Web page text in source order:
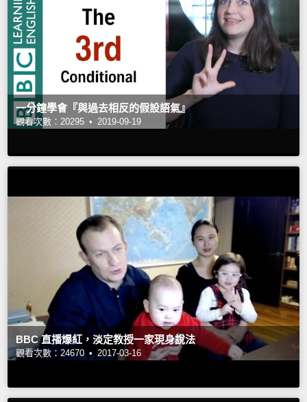
一分鐘學會『與過去相反的假設語氣』
觀看次數：20295 • 2019-09-19
BBC 直播爆紅，淡定教授一家現身說法
觀看次數：24670 • 2017-03-16